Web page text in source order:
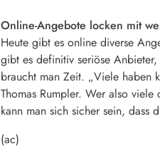
Online-Angebote locken mit
Heute gibt es online diverse
gibt es definitiv seriöse
braucht man Zeit. „Viele haben
Thomas Rumpler. Wer also
kann man sich sicher sein, dass
(ac)